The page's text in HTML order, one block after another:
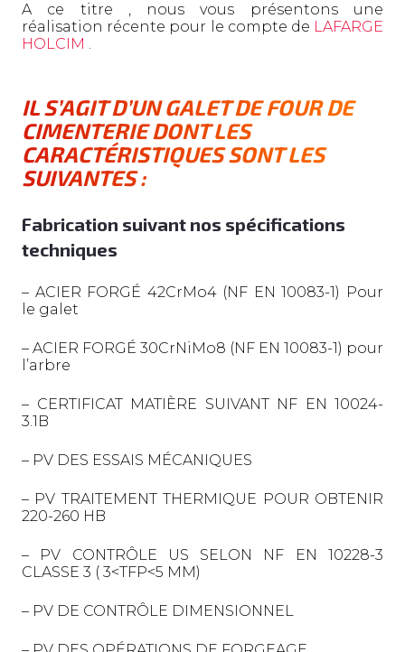
A ce titre , nous vous présentons une
réalisation récente pour le compte de LAFARGE
HOLCIM .
IL S’AGIT D’UN GALET DE FOUR DE
CIMENTERIE DONT LES
CARACTÉRISTIQUES SONT LES
SUIVANTES :
Fabrication suivant nos spécifications
techniques
– ACIER FORGÉ 42CrMo4 (NF EN 10083-1) Pour
le galet
– ACIER FORGÉ 30CrNiMo8 (NF EN 10083-1) pour
l’arbre
– CERTIFICAT MATIÈRE SUIVANT NF EN 10024-
3.1B
– PV DES ESSAIS MÉCANIQUES
– PV TRAITEMENT THERMIQUE POUR OBTENIR
220-260 HB
– PV CONTRÔLE US SELON NF EN 10228-3
CLASSE 3 ( 3<TFP<5 MM)
– PV DE CONTRÔLE DIMENSIONNEL